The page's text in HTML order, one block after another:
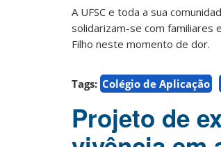
A UFSC e toda a sua
solidarizam-se com familiares
Filho neste momento de dor.
Tags: Colégio de Aplicação
Projeto de